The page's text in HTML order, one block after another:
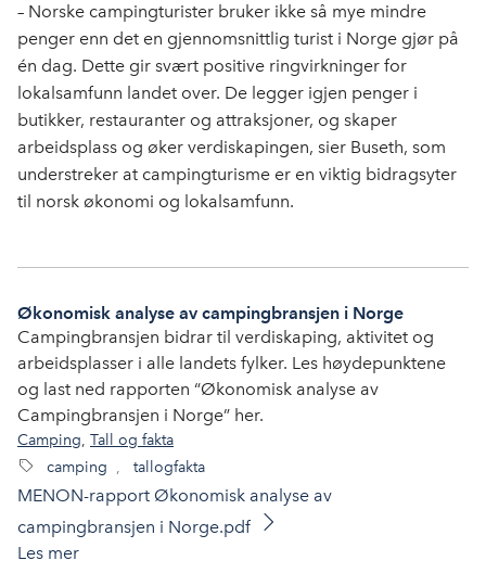
– Norske campingturister bruker ikke så mye mindre
penger enn det en gjennomsnittlig turist i Norge gjør på
én dag. Dette gir svært positive ringvirkninger for
lokalsamfunn landet over. De legger igjen penger i
butikker, restauranter og attraksjoner, og skaper
arbeidsplass og øker verdiskapingen, sier Buseth, som
understreker at campingturisme er en viktig bidragsyter
til norsk økonomi og lokalsamfunn.
Økonomisk analyse av campingbransjen i Norge
Campingbransjen bidrar til verdiskaping, aktivitet og
arbeidsplasser i alle landets fylker. Les høydepunktene
og last ned rapporten “Økonomisk analyse av
Campingbransjen i Norge” her.
Camping, Tall og fakta
camping , tallogfakta
MENON-rapport Økonomisk analyse av
campingbransjen i Norge.pdf
Les mer